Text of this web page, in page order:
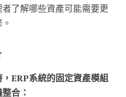
了解哪些資產可能需要更
ERP系統的固定資產模組
合：